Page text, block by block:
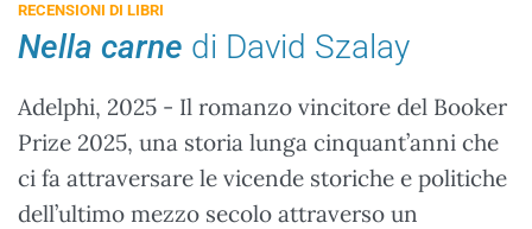
RECENSIONI DI LIBRI
Nella carne di David Szalay
Adelphi, 2025 - Il romanzo vincitore del Booker
Prize 2025, una storia lunga cinquant’anni che
ci fa attraversare le vicende storiche e politiche
dell’ultimo mezzo secolo attraverso un